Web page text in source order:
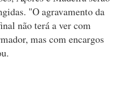
"O agravamento da
não terá a ver com
mas com encargos